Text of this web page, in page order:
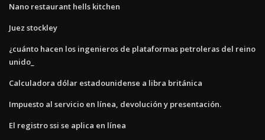
Nano restaurant hells kitchen
Juez stockley
¿cuánto hacen los ingenieros de plataformas petroleras del reino
unido_
Calculadora dólar estadounidense a libra británica
Impuesto al servicio en línea, devolución y presentación.
El registro ssi se aplica en línea